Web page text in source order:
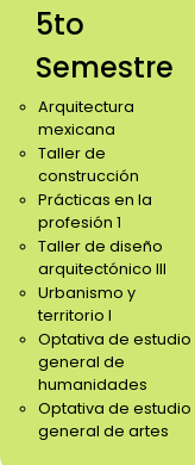
5to
Semestre
Arquitectura
mexicana
Taller de
construcción
Prácticas en la
profesión 1
Taller de diseño
arquitectónico III
Urbanismo y
territorio I
Optativa de estudio
general de
humanidades
Optativa de estudio
general de artes